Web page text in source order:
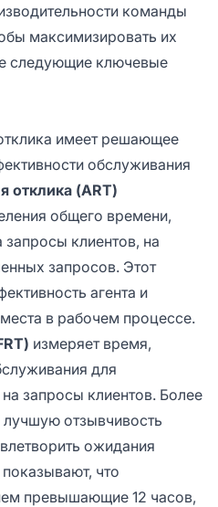
команды
максимизировать их
следующие ключевые
имеет решающее
обслуживания
отклика (ART)
общего времени,
запросы клиентов, на
запросов. Этот
агента и
в рабочем процессе.
измеряет время,
для
запросы клиентов. Более
лучшую отзывчивость
ожидания
что
превышающие 12 часов,